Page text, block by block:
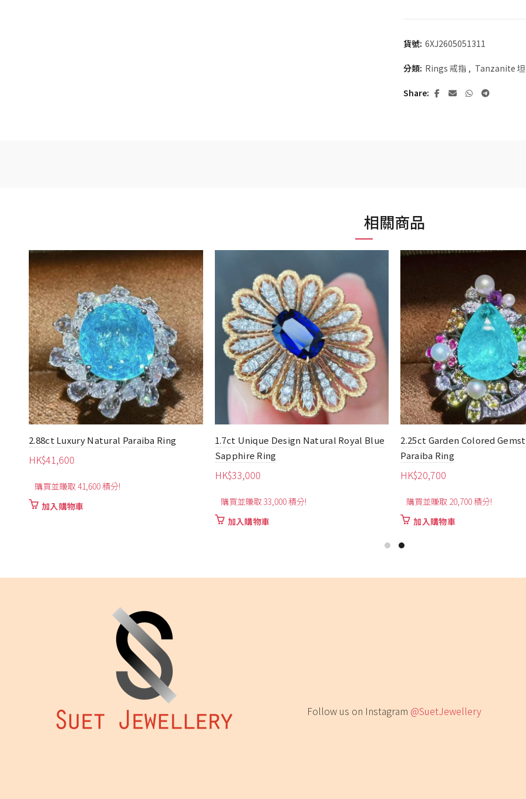
貨號: 6XJ2605051311
分類: Rings 戒指 , Tanzanite
Share
相關商品
2.88ct Luxury Natural Paraiba Ring
HK$41,600
購買並賺取 41,600 積分!
加入購物車
1.7ct Unique Design Natural Royal Blue
Sapphire Ring
HK$33,000
購買並賺取 33,000 積分!
加入購物車
2.25ct Garden Colored
Paraiba Ring
HK$20,700
購買並賺取 20,700 積分!
加入購物車
Follow us on Instagram @SuetJewellery